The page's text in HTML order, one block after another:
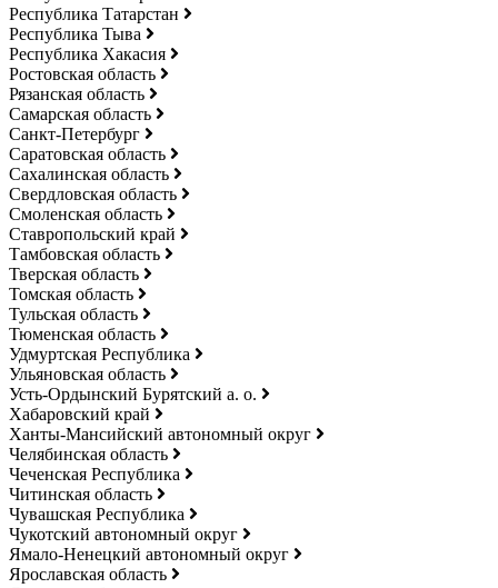
Республика Татарстан
Республика Тыва
Республика Хакасия
Ростовская область
Рязанская область
Самарская область
Санкт-Петербург
Саратовская область
Сахалинская область
Свердловская область
Смоленская область
Ставропольский край
Тамбовская область
Тверская область
Томская область
Тульская область
Тюменская область
Удмуртская Республика
Ульяновская область
Усть-Ордынский Бурятский а. о.
Хабаровский край
Ханты-Мансийский автономный округ
Челябинская область
Чеченская Республика
Читинская область
Чувашская Республика
Чукотский автономный округ
Ямало-Ненецкий автономный округ
Ярославская область